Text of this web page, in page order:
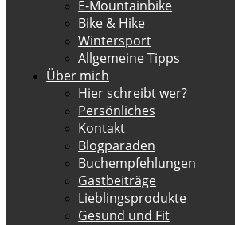
E-Mountainbike
Bike & Hike
Wintersport
Allgemeine Tipps
Über mich
Hier schreibt wer?
Persönliches
Kontakt
Blogparaden
Buchempfehlungen
Gastbeiträge
Lieblingsprodukte
Gesund und Fit